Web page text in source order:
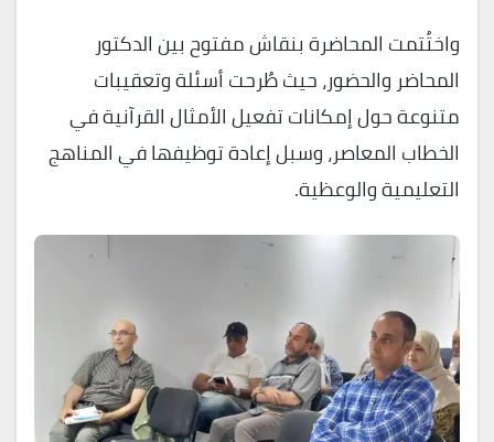
واختُتمت المحاضرة بنقاش مفتوح بين الدكتور
المحاضر والحضور، حيث طُرحت أسئلة وتعقيبات
متنوعة حول إمكانات تفعيل الأمثال القرآنية في
الخطاب المعاصر، وسبل إعادة توظيفها في المناهج
التعليمية والوعظية.